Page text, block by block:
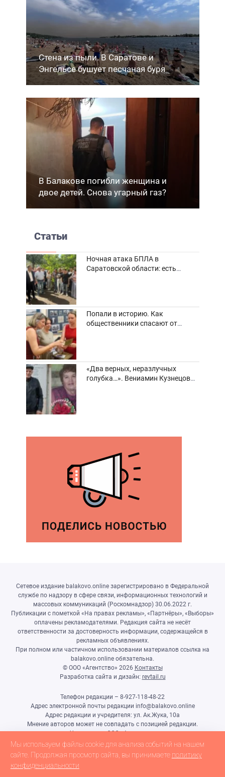
Стена из пыли. В Саратове и
Энгельсе бушует песчаная буря
В Балакове погибли женщина и
двое детей. Снова угарный газ?
Статьи
Ночная атака БПЛА в
Саратовской области: есть
Попали в историю. Как
общественники спасают от
«Два верных, неразлучных
голубка…». Вениамин Кузнецов
Сетевое издание balakovo.online зарегистрировано в Федеральной
службе по надзору в сфере связи, информационных технологий и
массовых коммуникаций (Роскомнадзор) 30.06.2022 г.
Публикации с пометкой «На правах рекламы», «Партнёры», «Выборы»
оплачены рекламодателями. Редакция сайта не несёт
ответственности за достоверность информации, содержащейся в
рекламных объявлениях.
При полном или частичном использовании материалов ссылка на
balakovo.online обязательна.
© ООО «Агентство» 2026 Контакты
Разработка сайта и дизайн: revtail.ru
Телефон редакции – 8-927-118-48-22
Адрес электронной почты редакции info@balakovo.online
Адрес редакции и учредителя: ул. Ак.Жука, 10а
Мнение авторов может не совпадать с позицией редакции.
Учредитель: ООО «Агентство»
Гл.редактор Ивлиева Н.Н.
Настоящий ресурс может содержать материалы 18+
Мы используем файлы cookie для анализа событий на нашем
сайте. Продолжая просмотр сайта, вы принимаете политику
конфиденциальности